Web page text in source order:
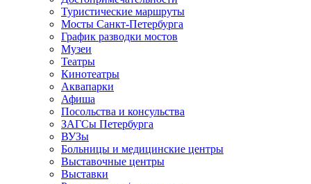
Туристические маршруты
Мосты Санкт-Петербурга
График разводки мостов
Музеи
Театры
Кинотеатры
Аквапарки
Афиша
Посольства и консульства
ЗАГСы Петербурга
ВУЗы
Больницы и медицинские центры
Выставочные центры
Выставки